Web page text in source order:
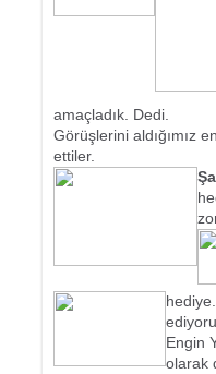
amaçladık. Dedi.
Görüşlerini aldığımız
ettiler.
Engin
olarak